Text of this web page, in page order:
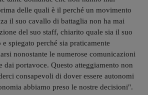
delle quali è il perché un movimento
il suo cavallo di battaglia non ha mai
del suo staff, chiarito quale sia il suo
spiegato perché sia praticamente
nonostante le numerose comunicazioni
dai portavoce. Questo atteggiamento non
consapevoli di dover essere autonomi
abbiamo preso le nostre decisioni".